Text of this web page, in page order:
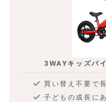
3WAYキッズバ
買い替え不要で
子どもの成長に